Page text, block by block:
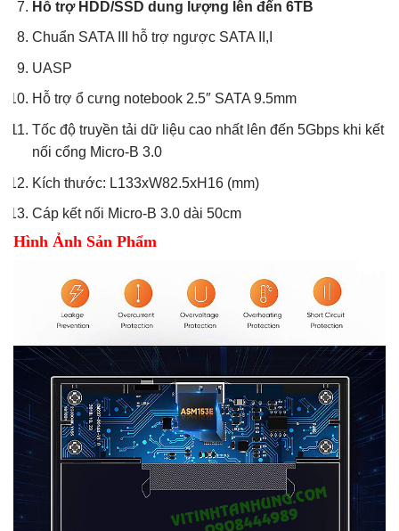
Hỗ trợ HDD/SSD dung lượng lên đến 6TB
Chuẩn SATA III hỗ trợ ngược SATA II,I
UASP
Hỗ trợ ổ cưng notebook 2.5″ SATA 9.5mm
Tốc độ truyền tải dữ liệu cao nhất lên đến 5Gbps khi kết
nối cổng Micro-B 3.0
Kích thước: L133xW82.5xH16 (mm)
Cáp kết nối Micro-B 3.0 dài 50cm
Hình Ảnh Sản Phẩm